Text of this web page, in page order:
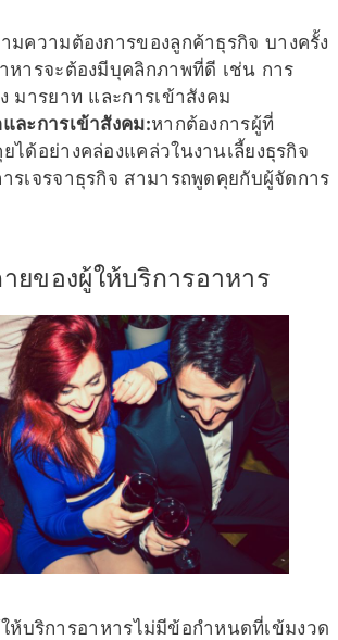
มความต้องการของลูกค้าธุรกิจ บางครั้ง
หารจะต้องมีบุคลิกภาพที่ดี เช่น การ
มารยาท และการเข้าสังคม
ละการเข้าสังคม:หากต้องการผู้ที่
ได้อย่างคล่องแคล่วในงานเลี้ยงธุรกิจ
รเจรจาธุรกิจ สามารถพูดคุยกับผู้จัดการ
ยของผู้ให้บริการอาหาร
ห้บริการอาหารไม่มีข้อกำหนดที่เข้มงวด